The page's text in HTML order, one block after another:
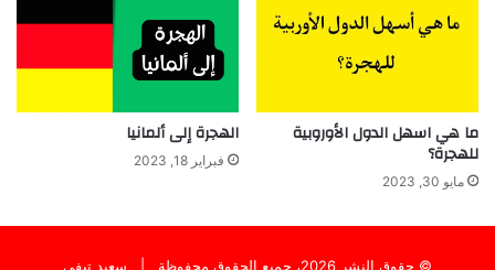
ما هي اسهل الدول الأوروبية
للهجرة؟
مايو 30, 2023
الهجرة إلى ألمانيا
فبراير 18, 2023
© حقوق النشر 2026، جميع الحقوق محفوظة | سعيد تيفي